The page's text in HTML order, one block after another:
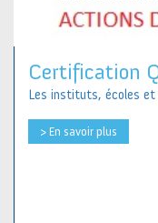
Certification
Les instituts, écoles et
> En savoir plus